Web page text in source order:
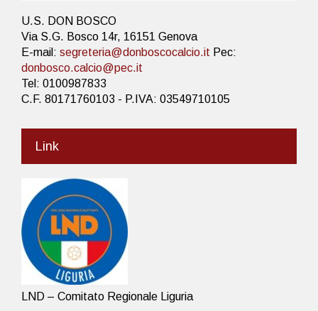
U.S. DON BOSCO
Via S.G. Bosco 14r, 16151 Genova
E-mail: segreteria@donboscocalcio.it Pec:
donbosco.calcio@pec.it
Tel: 0100987833
C.F. 80171760103 - P.IVA: 03549710105
Link
LND – Comitato Regionale Liguria